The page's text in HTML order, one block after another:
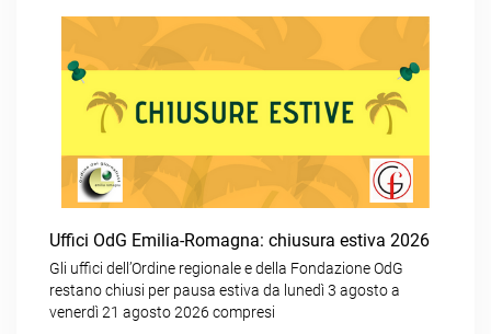
Uffici OdG Emilia-Romagna: chiusura estiva 2026
Gli uffici dell’Ordine regionale e della Fondazione OdG
restano chiusi per pausa estiva da lunedì 3 agosto a
venerdì 21 agosto 2026 compresi